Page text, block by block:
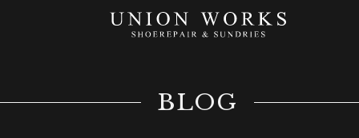
BLOG